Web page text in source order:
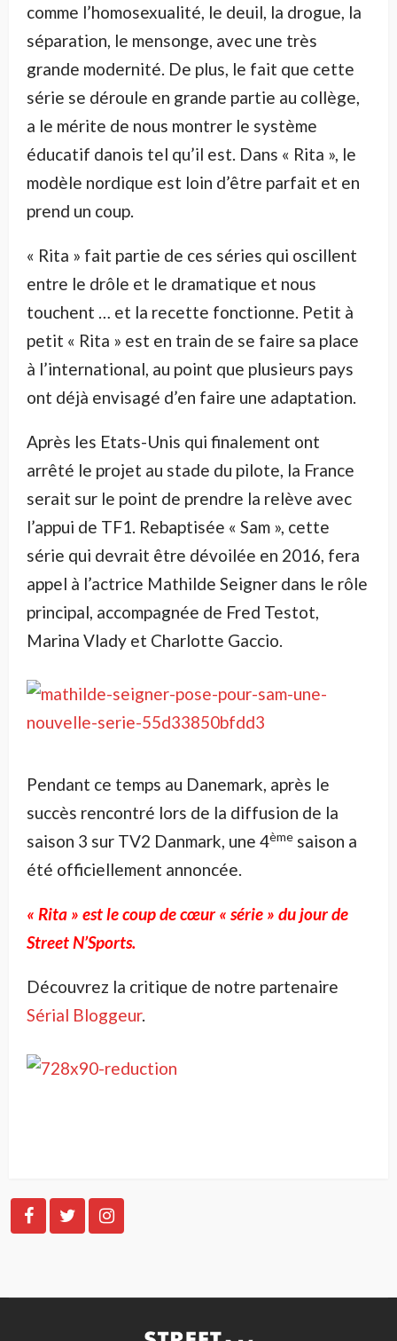
comme l’homosexualité, le deuil, la drogue, la
séparation, le mensonge, avec une très
grande modernité. De plus, le fait que cette
série se déroule en grande partie au collège,
a le mérite de nous montrer le système
éducatif danois tel qu’il est. Dans « Rita », le
modèle nordique est loin d’être parfait et en
prend un coup.
« Rita » fait partie de ces séries qui oscillent
entre le drôle et le dramatique et nous
touchent … et la recette fonctionne. Petit à
petit « Rita » est en train de se faire sa place
à l’international, au point que plusieurs pays
ont déjà envisagé d’en faire une adaptation.
Après les Etats-Unis qui finalement ont
arrêté le projet au stade du pilote, la France
serait sur le point de prendre la relève avec
l’appui de TF1. Rebaptisée « Sam », cette
série qui devrait être dévoilée en 2016, fera
appel à l’actrice Mathilde Seigner dans le rôle
principal, accompagnée de Fred Testot,
Marina Vlady et Charlotte Gaccio.
Pendant ce temps au Danemark, après le
succès rencontré lors de la diffusion de la
saison 3 sur TV2 Danmark, une 4ème saison a
été officiellement annoncée.
« Rita » est le coup de cœur « série » du jour de
Street N’Sports.
Découvrez la critique de notre partenaire
Sérial Bloggeur.